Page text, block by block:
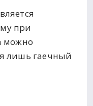
при
можно
лишь гаечный